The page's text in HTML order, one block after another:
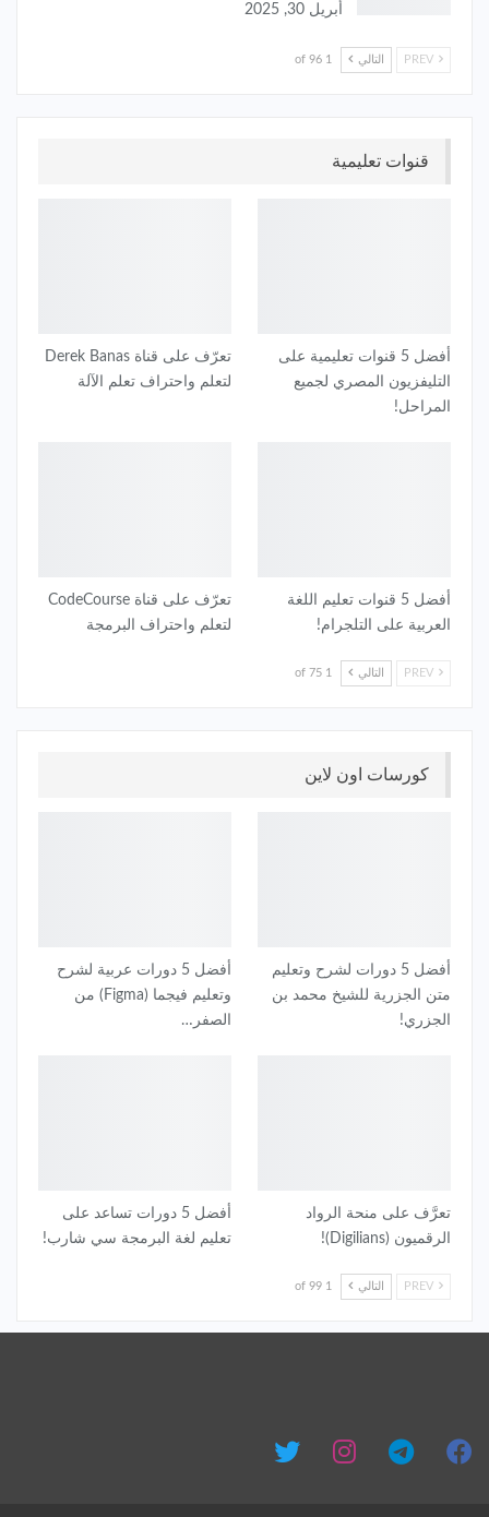
أبريل 30, 2025
التالي 1 of 96
قنوات تعليمية
أفضل 5 قنوات تعليمية على
التليفزيون المصري لجميع
المراحل!
تعرّف على قناة Derek Banas
لتعلم واحتراف تعلم الآلة
أفضل 5 قنوات تعليم اللغة
العربية على التلجرام!
تعرّف على قناة CodeCourse
لتعلم واحتراف البرمجة
التالي 1 of 75
كورسات اون لاين
أفضل 5 دورات لشرح وتعليم
متن الجزرية للشيخ محمد بن
الجزري!
أفضل 5 دورات عربية لشرح
وتعليم فيجما (Figma) من
الصفر…
تعرَّف على منحة الرواد
الرقميون (Digilians)!
أفضل 5 دورات تساعد على
تعليم لغة البرمجة سي شارب!
التالي 1 of 99